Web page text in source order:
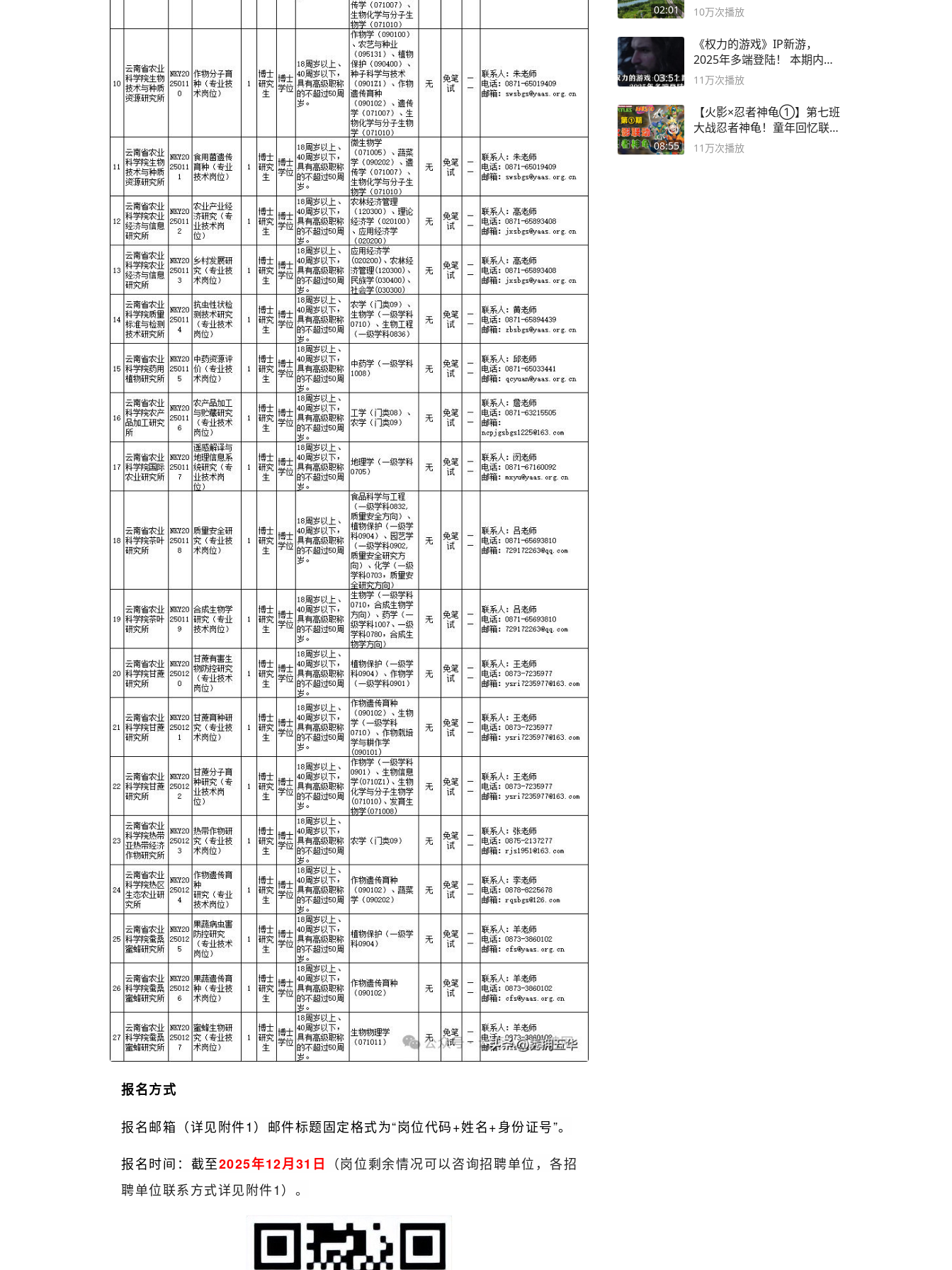
报名方式
报名邮箱（详见附件1）邮件标题固定格式为“岗位代码+姓名+身份证号”。
报名时间：截至2025年12月31日
（岗位剩余情况可以咨询招聘单位，各招
聘单位联系方式详见附件1）。
02:01 10万次播放
03:51
《权力的游戏》IP新游，
2025年多端登陆！ 本期内容
概要
11万次播放
08:55
【火影×忍者神龟①】第七班
大战忍者神龟！童年回忆联动
论武？
11万次播放